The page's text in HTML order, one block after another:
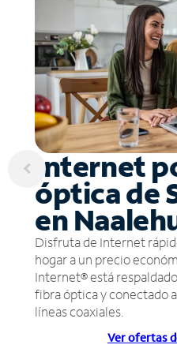
Internet
óptica de
en
Disfruta de Internet
hogar a un precio
Internet® está
fibra óptica y conectado
líneas coaxiales.
Ver ofertas